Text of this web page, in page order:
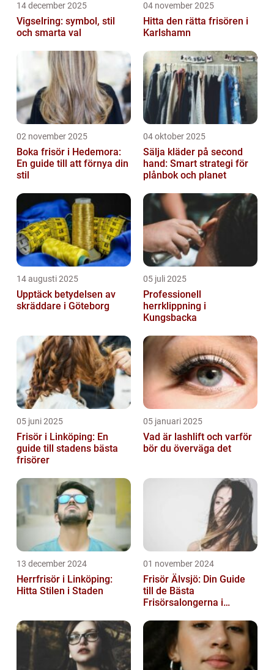
14 december 2025
Vigselring: symbol, stil
och smarta val
04 november 2025
Hitta den rätta frisören i
Karlshamn
02 november 2025
Boka frisör i Hedemora:
En guide till att förnya din
stil
04 oktober 2025
Sälja kläder på second
hand: Smart strategi för
plånbok och planet
14 augusti 2025
Upptäck betydelsen av
skräddare i Göteborg
05 juli 2025
Professionell
herrklippning i
Kungsbacka
05 juni 2025
Frisör i Linköping: En
guide till stadens bästa
frisörer
05 januari 2025
Vad är lashlift och varför
bör du överväga det
13 december 2024
Herrfrisör i Linköping:
Hitta Stilen i Staden
01 november 2024
Frisör Älvsjö: Din Guide
till de Bästa
Frisörsalongerna i